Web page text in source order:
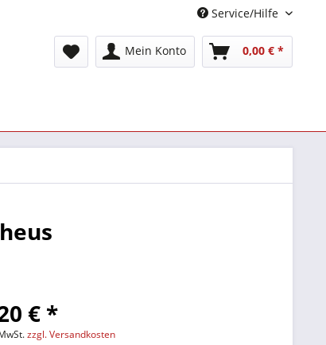
Service/Hilfe
Mein Konto 0,00 € *
€ *
zzgl. Versandkosten